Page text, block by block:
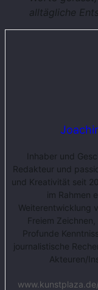
alltägliche
Inhaber und
Redakteur und
und Kreativität seit
im Rahmen
Weiterentwicklung
Freiem
Profunde
journalistische
Akteuren/
www.kunstplaza.de/